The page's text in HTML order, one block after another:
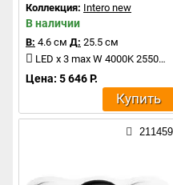
Коллекция: Intero new
В наличии
В: 4.6 см Д: 25.5 см
LED x 3 max W 4000K 2550Lm
Цена: 5 646 Р.
Купить
211459